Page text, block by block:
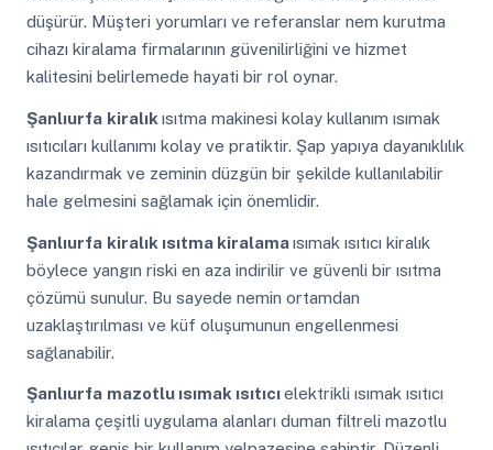
düşürür. Müşteri yorumları ve referanslar nem kurutma
cihazı kiralama firmalarının güvenilirliğini ve hizmet
kalitesini belirlemede hayati bir rol oynar.
Şanlıurfa kiralık ısıtma makinesi kolay kullanım ısımak
ısıtıcıları kullanımı kolay ve pratiktir. Şap yapıya dayanıklılık
kazandırmak ve zeminin düzgün bir şekilde kullanılabilir
hale gelmesini sağlamak için önemlidir.
Şanlıurfa kiralık ısıtma kiralamaısımak ısıtıcı kiralık
böylece yangın riski en aza indirilir ve güvenli bir ısıtma
çözümü sunulur. Bu sayede nemin ortamdan
uzaklaştırılması ve küf oluşumunun engellenmesi
sağlanabilir.
Şanlıurfa mazotlu ısımak ısıtıcıelektrikli ısımak ısıtıcı
kiralama çeşitli uygulama alanları duman filtreli mazotlu